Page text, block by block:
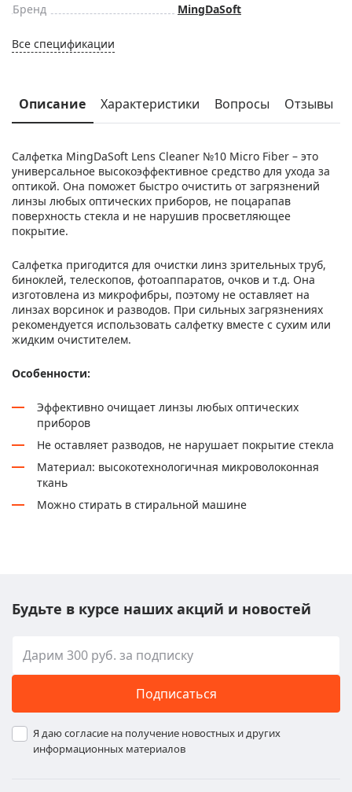
Бренд
MingDaSoft
Все спецификации
Описание Характеристики Вопросы Отзывы
Салфетка MingDaSoft Lens Cleaner №10 Micro Fiber – это
универсальное высокоэффективное средство для ухода за
оптикой. Она поможет быстро очистить от загрязнений
линзы любых оптических приборов, не поцарапав
поверхность стекла и не нарушив просветляющее
покрытие.
Салфетка пригодится для очистки линз зрительных труб,
биноклей, телескопов, фотоаппаратов, очков и т.д. Она
изготовлена из микрофибры, поэтому не оставляет на
линзах ворсинок и разводов. При сильных загрязнениях
рекомендуется использовать салфетку вместе с сухим или
жидким очистителем.
Особенности:
Эффективно очищает линзы любых оптических
приборов
Не оставляет разводов, не нарушает покрытие стекла
Материал: высокотехнологичная микроволоконная
ткань
Можно стирать в стиральной машине
Будьте в курсе наших акций и новостей
Подписаться
Я даю согласие на получение новостных и других
информационных материалов